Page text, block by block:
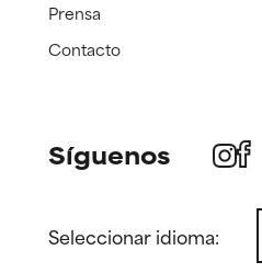
Prensa
Contacto
Síguenos
Seleccionar idioma: